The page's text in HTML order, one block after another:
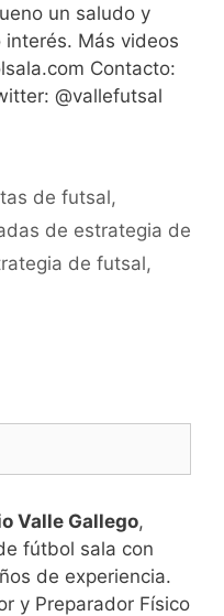
un saludo y
Más videos
Contacto:
@vallefutsal
de futsal,
de estrategia de
de futsal,
Valle Gallego,
fútbol sala con
de experiencia.
y Preparador Físico